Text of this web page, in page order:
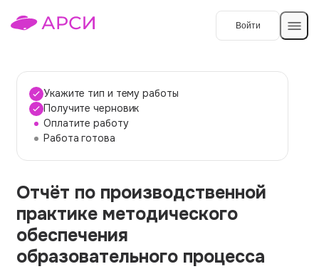
Войти
Темы работ
О сервисе
О компании
Наши гарантии
Порядок оплаты
Контакты
Укажите тип и тему работы
Получите черновик
Оплатите работу
Работа готова
Отчёт по производственной
практике методического
обеспечения
образовательного процесса